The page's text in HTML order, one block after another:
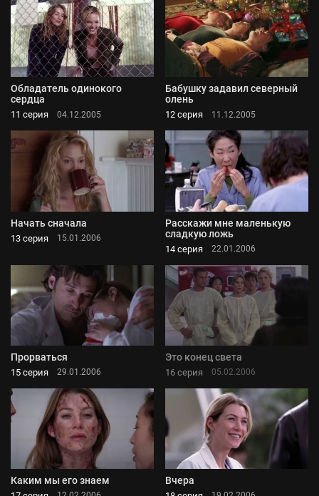
Обладатель одинокого
сердца
11 серия 04.12.2005
Бабушку задавил северный
олень
12 серия 11.12.2005
Начать сначала
13 серия 15.01.2006
Расскажи мне маленькую
сладкую ложь
14 серия 22.01.2006
Прорваться
15 серия 29.01.2006
Это конец света
16 серия 05.02.2006
Каким мы его знаем Вчера